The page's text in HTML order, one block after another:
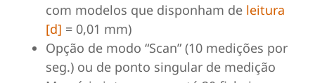
com modelos que disponham de leitura
[d] = 0,01 mm)
Opção de modo “Scan” (10 medições por
seg.) ou de ponto singular de medição